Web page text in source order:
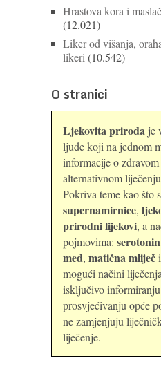
Hrastova kora i
(12.021)
Liker od višanja,
likeri (10.542)
O stranici
Ljekovita priroda je
ljude koji na jednom
informacije o
alternativnom
Pokriva teme kao što
supernamirnice,
prirodni lijekovi, a
pojmovima: serotonin
med, matična mliječ
mogući načini
isključivo
prosvjećivanju opće
ne zamjenjuju
liječenje.